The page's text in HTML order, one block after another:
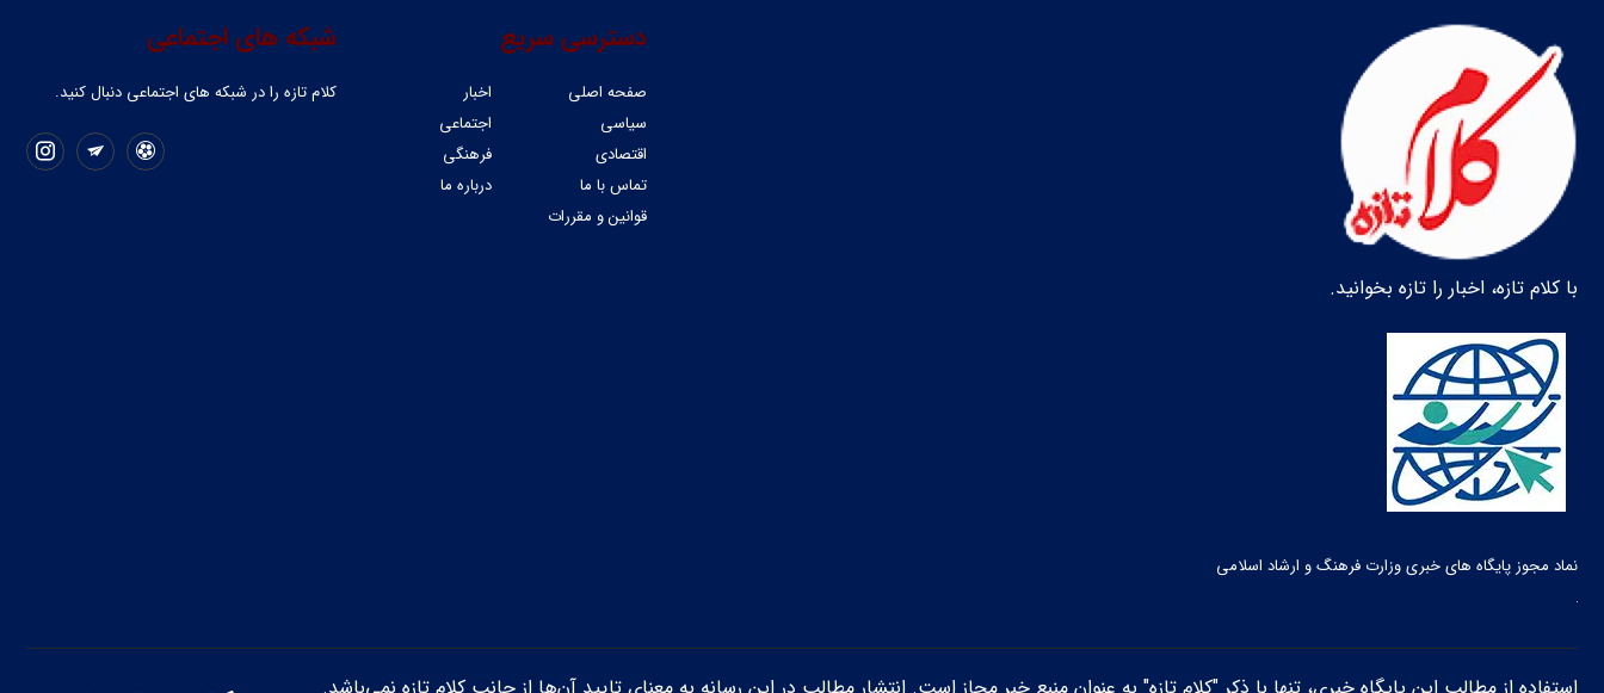
با کلام تازه، اخبار را تازه بخوانید.
نماد مجوز پایگاه های خبری وزارت فرهنگ و ارشاد اسلامی
شبکه های اجتماعی
کلام تازه را در شبکه ‌های اجتماعی دنبال کنید.
دسترسی سریع
صفحه اصلی
اخبار
سیاسی
اجتماعی
اقتصادی
فرهنگی
تماس با ما
درباره ما
قوانین و مقررات